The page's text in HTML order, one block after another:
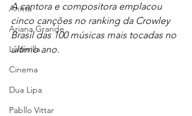
Anitta
Ariana Grande
Ludmilla
Cinema
Dua Lipa
Pabllo Vittar
A cantora e compositora emplacou
cinco canções no ranking da Crowley
Brasil das 100 músicas mais tocadas no
último ano.